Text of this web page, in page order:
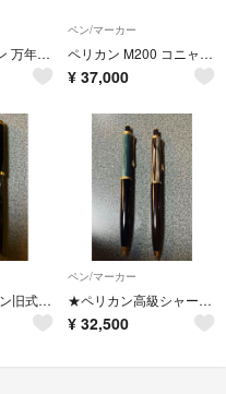
Pelikan ペリカン 万年筆 筆記用具 文房具 ステーショナリー メンズ レディース ブラック系×ゴールド系 DP3126
ペン/マーカー
ペリカン M200 コニャック EF 限定3000本 保証書 デモンストレーター
¥ 37,000
★超レアペリカン旧式ローラーボールペン2種★
ペン/マーカー
★ペリカン高級シャープペン2種
¥ 32,500